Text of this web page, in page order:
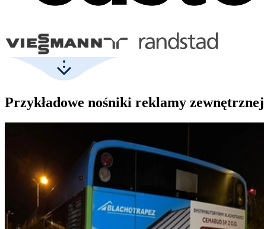
Przykładowe nośniki reklamy zewnętrznej